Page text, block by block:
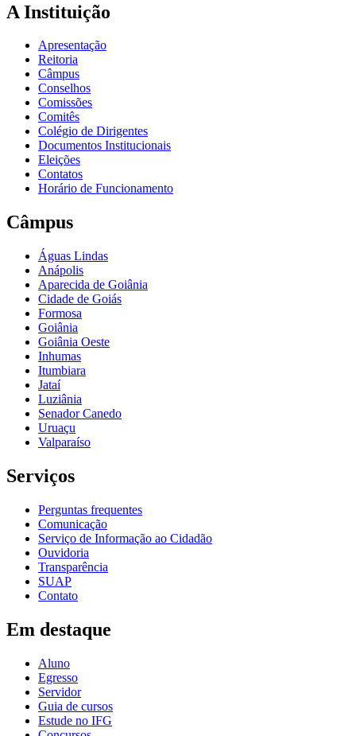
A Instituição
Apresentação
Reitoria
Câmpus
Conselhos
Comissões
Comitês
Colégio de Dirigentes
Documentos Institucionais
Eleições
Contatos
Horário de Funcionamento
Câmpus
Águas Lindas
Anápolis
Aparecida de Goiânia
Cidade de Goiás
Formosa
Goiânia
Goiânia Oeste
Inhumas
Itumbiara
Jataí
Luziânia
Senador Canedo
Uruaçu
Valparaíso
Serviços
Perguntas frequentes
Comunicação
Serviço de Informação ao Cidadão
Ouvidoria
Transparência
SUAP
Contato
Em destaque
Aluno
Egresso
Servidor
Guia de cursos
Estude no IFG